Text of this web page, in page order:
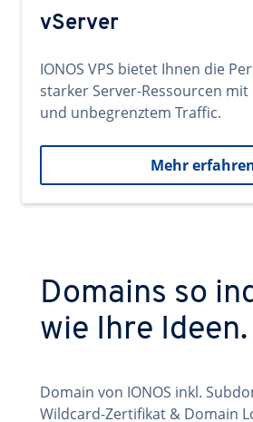
vServer
IONOS VPS bietet Ihnen die
starker Server-Ressourcen
und unbegrenztem Traffic.
Mehr
Domains so
wie Ihre Ideen.
Domain von IONOS inkl.
Wildcard-Zertifikat & Domain